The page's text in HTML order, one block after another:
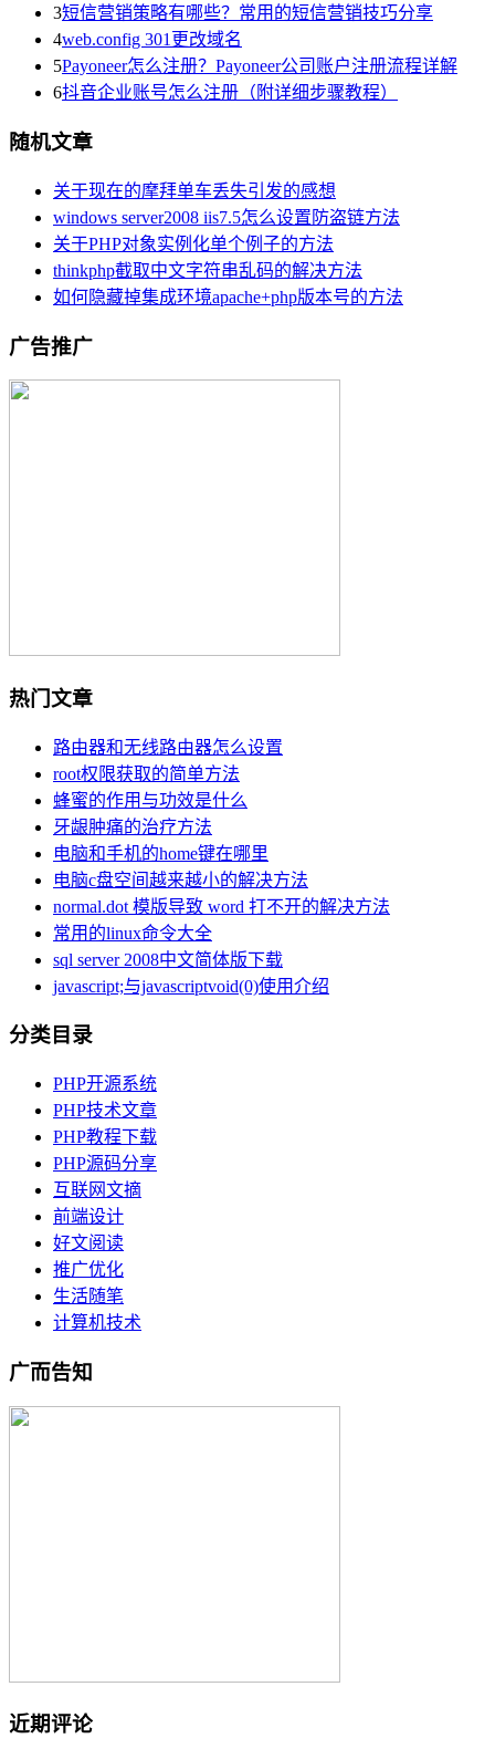
3短信营销策略有哪些？常用的短信营销技巧分享
4web.config 301更改域名
5Payoneer怎么注册？​Payoneer公司账户注册流程详解
6抖音企业账号怎么注册（附详细步骤教程）
随机文章
关于现在的摩拜单车丢失引发的感想
windows server2008 iis7.5怎么设置防盗链方法
关于PHP对象实例化单个例子的方法
thinkphp截取中文字符串乱码的解决方法
如何隐藏掉集成环境apache+php版本号的方法
广告推广
热门文章
路由器和无线路由器怎么设置
root权限获取的简单方法
蜂蜜的作用与功效是什么
牙龈肿痛的治疗方法
电脑和手机的home键在哪里
电脑c盘空间越来越小的解决方法
normal.dot 模版导致 word 打不开的解决方法
常用的linux命令大全
sql server 2008中文简体版下载
javascript;与javascriptvoid(0)使用介绍
分类目录
PHP开源系统
PHP技术文章
PHP教程下载
PHP源码分享
互联网文摘
前端设计
好文阅读
推广优化
生活随笔
计算机技术
广而告知
近期评论